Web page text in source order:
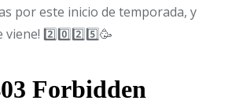
por este inicio de temporada, y
viene! 2️⃣0️⃣2️⃣5️⃣🥳